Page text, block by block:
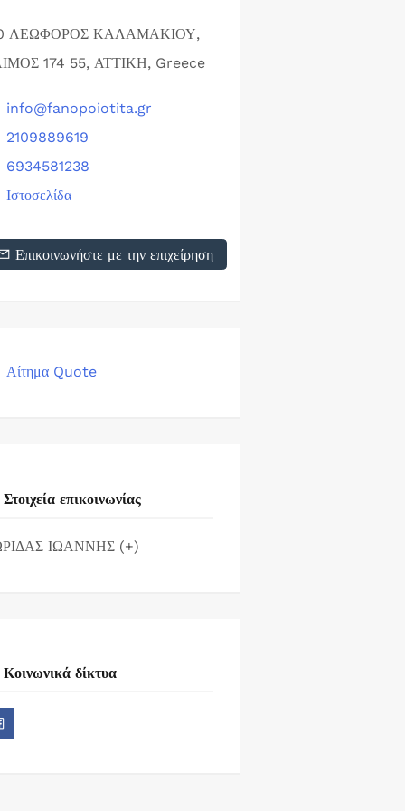
ΛΕΩΦΟΡΟΣ ΚΑΛΑΜΑΚΙΟΥ,
174 55, ΑΤΤΙΚΗ, Greece
info@fanopoiotita.gr
2109889619
6934581238
Ιστοσελίδα
Επικοινωνήστε με την επιχείρηση
Αίτημα Quote
Στοιχεία επικοινωνίας
ΙΩΑΝΝΗΣ (+)
Κοινωνικά δίκτυα